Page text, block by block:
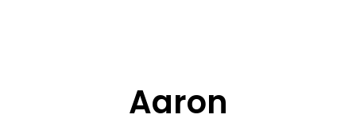
Aaron